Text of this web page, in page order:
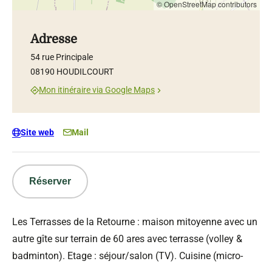
Les Terrasses de la Retourne : maison mitoyenne avec un
autre gîte sur terrain de 60 ares avec terrasse (volley &
badminton). Etage : séjour/salon (TV). Cuisine (micro-
© OpenStreetMap contributors
Adresse
54 rue Principale
08190 HOUDILCOURT
Mon itinéraire via Google Maps
Site web Mail
Réserver